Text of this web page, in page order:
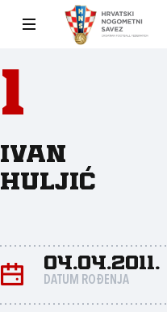
1
Ivan
Huljić
04.04.2011.
DATUM ROĐENJA